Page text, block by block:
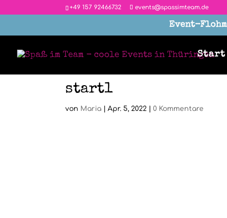
‭+49 157 92466732 events@spassimteam.de
Event-
Start
start1
von Maria |Apr. 5, 2022 |0 Kommentare